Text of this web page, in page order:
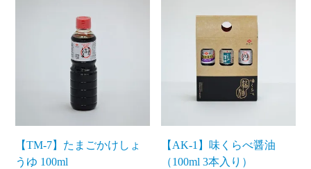
【TM-7】たまごかけしょ
うゆ 100ml
【AK-1】味くらべ醤油
（100ml 3本入り）